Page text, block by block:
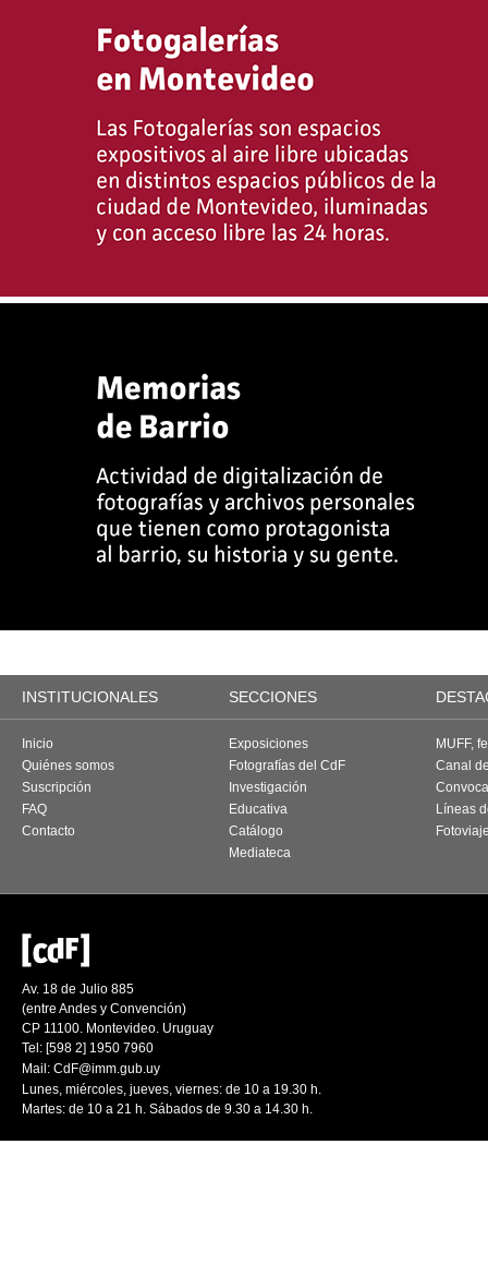
INSTITUCIONALES SECCIONES
Inicio
Quiénes somos
Suscripción
FAQ
Contacto
Exposiciones
Fotografías del CdF
Investigación
Educativa
Catálogo
Mediateca
MUFF,
Canal
Líneas
Av. 18 de Julio 885
(entre Andes y Convención)
CP 11100. Montevideo. Uruguay
Tel: [598 2] 1950 7960
Mail: CdF@imm.gub.uy
Lunes, miércoles, jueves, viernes: de 10 a 19.30 h.
Martes: de 10 a 21 h. Sábados de 9.30 a 14.30 h.